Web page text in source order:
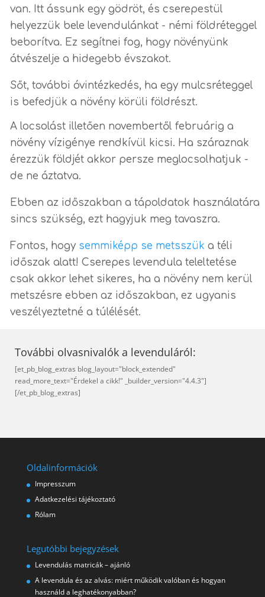
van. Itt ássunk egy gödröt, és cserepestül
helyezzük bele levendulánkat - némi földréteggel
beborítva. Ez segítnei fog, hogy növényünk
átvészelje a hidegebb évszakot.
Sőt, további óvintézkedés, ha egy mulcsréteggel
is befedjük a növény körüli földrészt.
A locsolást illetően novembertől februárig a
növény vízigénye rendkívül kicsi. Ha száraznak
érezzük földjét akkor persze meglocsolhatjuk -
de ne áztatva.
Ebben az időszakban a tápoldatok használatára
sincs szükség, ezt hagyjuk meg tavaszra.
Fontos, hogy semmiképp se metsszük a téli
időszak alatt! Cserepes levendula teleltetése
csak akkor lehet sikeres, ha a növény nem kerül
metszésre ebben az időszakban, ez ugyanis
veszélyeztetné a túlélését.
További olvasnivalók a levenduláról:
[et_pb_blog_extras blog_layout="block_extended"
read_more_text="Érdekel a cikk!" _builder_version="4.4.3"]
[/et_pb_blog_extras]
Oldalinformációk
Impresszum
Adatkezelési tájékoztató
Rólam
Legutóbbi bejegyzések
Levendulás matricák – ajánló
A levendula és az alvás: miért működik valóban és hogyan
használd a leghatékonyabban?